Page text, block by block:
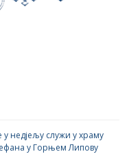
у недјељу служи у храму
у Горњем Липову